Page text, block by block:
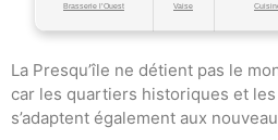
Brasserie l’Ouest Vaise
La Presqu’île ne détient pas le
car les quartiers historiques et
s’adaptent également aux